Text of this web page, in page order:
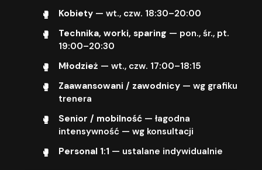
Kobiety— wt., czw. 18:30–20:00
Technika, worki, sparing — pon., śr., pt.
19:00–20:30
Młodzież — wt., czw. 17:00–18:15
Zaawansowani / zawodnicy— wg grafiku
trenera
Senior / mobilność— łagodna
intensywność — wg konsultacji
Personal 1:1 — ustalane indywidualnie